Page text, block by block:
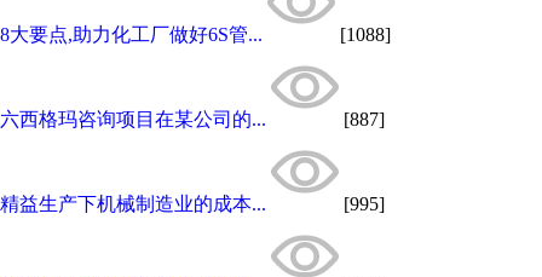
8大要点,助力化工厂做好6S管... [1088]
六西格玛咨询项目在某公司的... [887]
精益生产下机械制造业的成本... [995]